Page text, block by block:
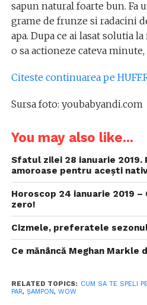
sapun natural foarte bun. Fa
grame de frunze si radacini
apa. Dupa ce ai lasat solutia
o sa actioneze cateva minute,
Citeste continuarea pe
Sursa foto: youbabyandi.com
You may also like...
Sfatul zilei 28 ianuarie
amoroase pentru acești
Horoscop 24 ianuarie 2019 –
zero!
Cizmele, preferatele
Ce mănâncă Meghan Markle
RELATED TOPICS: CUM SA TE SPELI
PAR, ȘAMPON, WOW